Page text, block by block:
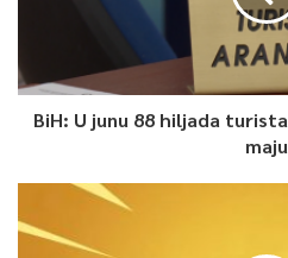
BiH: U junu 88 hiljada
maju